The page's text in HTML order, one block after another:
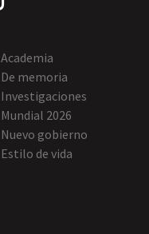
Academia
De memoria
Investigaciones
Mundial 2026
Nuevo gobierno
Estilo de vida